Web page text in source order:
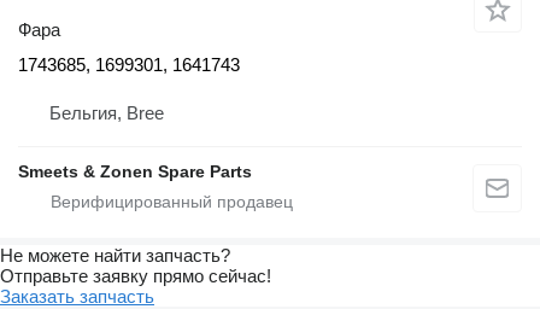
Фара
1743685, 1699301, 1641743
Бельгия, Bree
Smeets & Zonen Spare Parts
Не можете найти запчасть?
Отправьте заявку прямо сейчас!
Заказать запчасть